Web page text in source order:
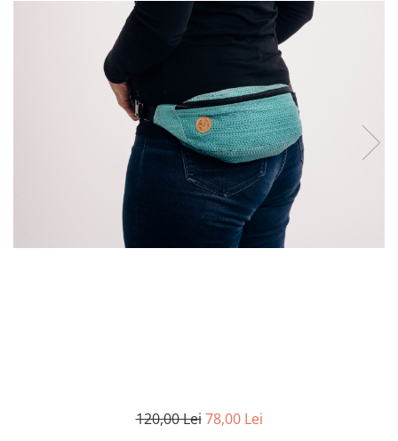
Fulare si esarfe
Saci de dormit bebe
120,00 Lei 78,00 Lei